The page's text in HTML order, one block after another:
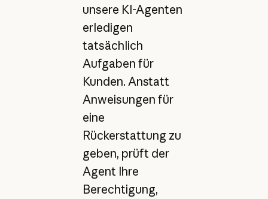
unsere KI-Agenten
erledigen
tatsächlich
Aufgaben für
Kunden. Anstatt
Anweisungen für
eine
Rückerstattung zu
geben, prüft der
Agent Ihre
Berechtigung,